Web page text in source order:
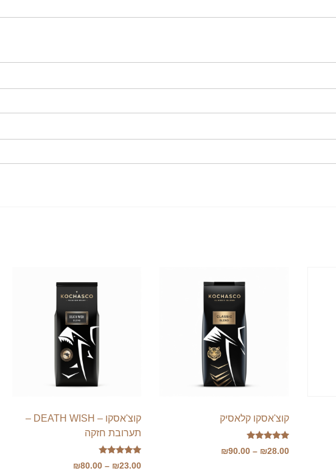
קוצ'אסקו קלאסיק
דורג
5.00
₪28.00
–
₪90.00
קוצ'אסקו – DEATH WISH –
תערובת חזקה
דורג
₪23.00
–
₪80.00